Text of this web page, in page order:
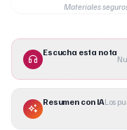
Materiales
Escucha esta nota
Resumen con IALos